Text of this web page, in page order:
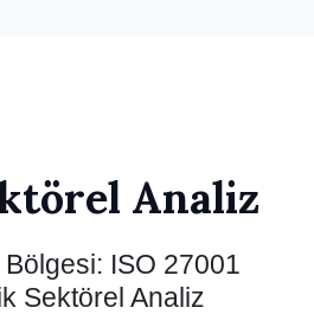
Analiz
ISO 27001
Sektörel Analiz